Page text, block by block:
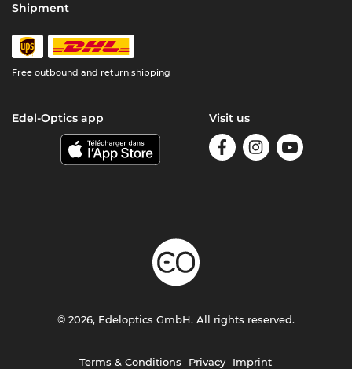
Shipment
Free outbound and return shipping
Edel-Optics app Visit us
Terms & Conditions Privacy Imprint
© 2026, Edeloptics GmbH. All rights reserved.